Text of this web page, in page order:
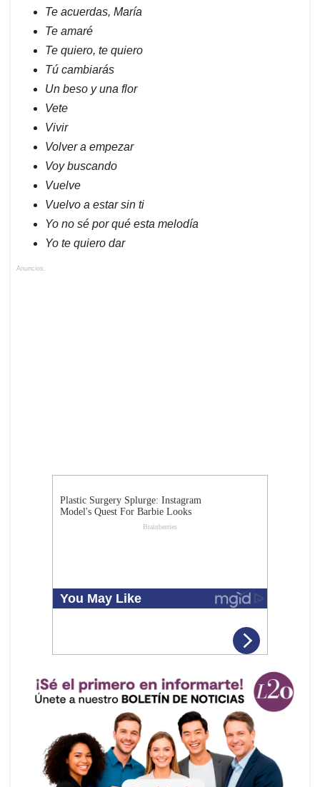
Te acuerdas, María
Te amaré
Te quiero, te quiero
Tú cambiarás
Un beso y una flor
Vete
Vivir
Volver a empezar
Voy buscando
Vuelve
Vuelvo a estar sin ti
Yo no sé por qué esta melodía
Yo te quiero dar
Anuncios.